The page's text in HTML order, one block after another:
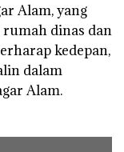
Alam, yang
dinas dan
kedepan,
dalam
Alam.